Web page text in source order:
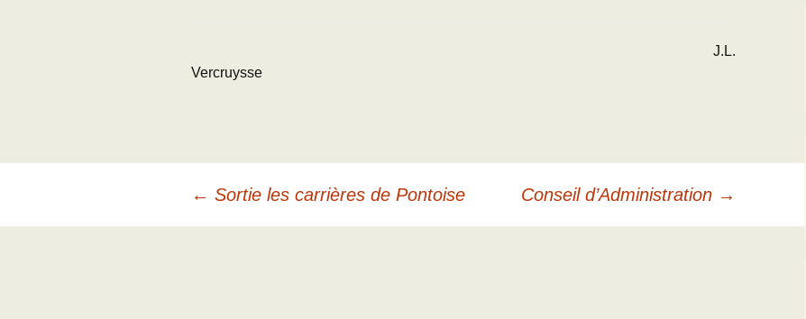
J.L.
Vercruysse
Navigation
← Sortie les carrières de Pontoise Conseil d’Administration →